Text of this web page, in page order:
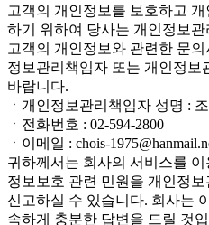
고객의 개인정보를 보호하고
하기 위하여 당사는 개인정보
고객의 개인정보와 관련한 문
정보관리책임자 또는 개인정보
바랍니다.
ㆍ개인정보관리책임자 성명 :
ㆍ전화번호 : 02-594-2800
ㆍ이메일 : chois-
귀하께서는 회사의 서비스를
정보보호 관련 민원을 개인정
신고하실 수 있습니다. 회사는
속하게 충분한 답변을 드릴 것